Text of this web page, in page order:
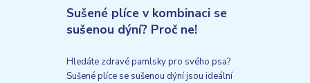
Sušené plíce v kombinaci se
sušenou dýní? Proč ne!
Hledáte zdravé pamlsky pro svého psa?
Sušené plíce se sušenou dýní jsou ideální